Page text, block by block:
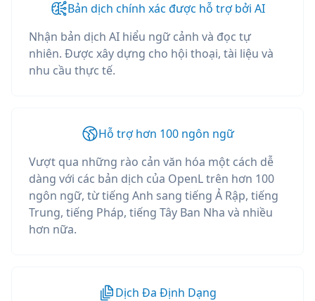
Bản dịch chính xác được hỗ trợ bởi AI
Nhận bản dịch AI hiểu ngữ cảnh và đọc tự
nhiên. Được xây dựng cho hội thoại, tài liệu và
nhu cầu thực tế.
Hỗ trợ hơn 100 ngôn ngữ
Vượt qua những rào cản văn hóa một cách dễ
dàng với các bản dịch của OpenL trên hơn 100
ngôn ngữ, từ tiếng Anh sang tiếng Ả Rập, tiếng
Trung, tiếng Pháp, tiếng Tây Ban Nha và nhiều
hơn nữa.
Dịch Đa Định Dạng